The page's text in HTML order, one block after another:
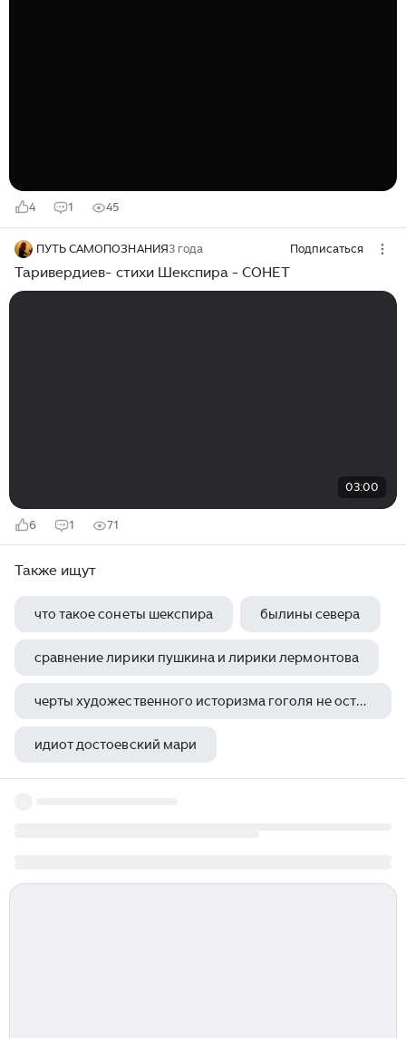
4 1 45
ПУТЬ САМОПОЗНАНИЯ3 года Подписаться
Таривердиев- стихи Шекспира - СОНЕТ
03:00
6 1 71
Также ищут
что такое сонеты шекспира былины севера
сравнение лирики пушкина и лирики лермонтова
черты художественного историзма гоголя не оставались неизменными в вечерах на хуторе близ диканьки
идиот достоевский мари